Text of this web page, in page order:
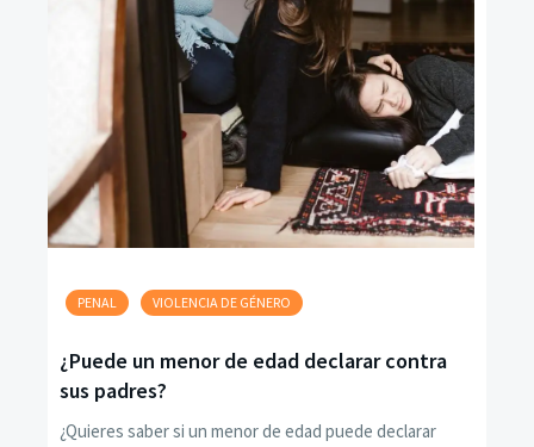
PENAL VIOLENCIA DE GÉNERO
¿Puede un menor de edad declarar contra
sus padres?
¿Quieres saber si un menor de edad puede declarar